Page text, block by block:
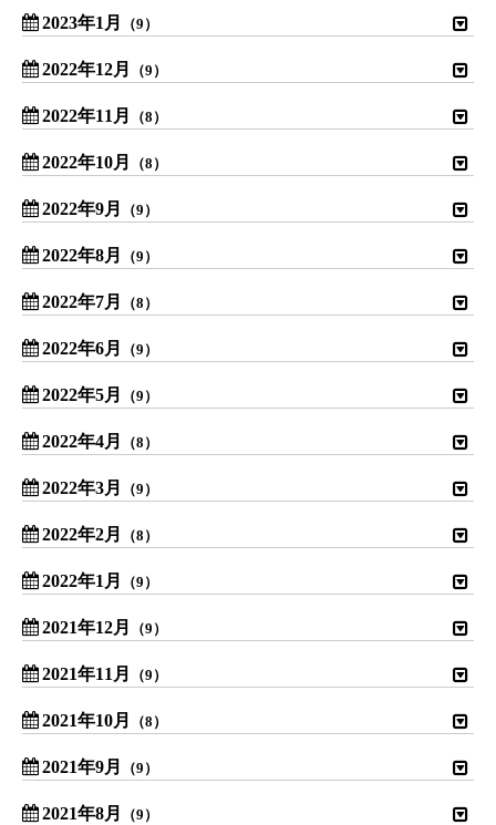
2023年1月 （9）
2022年12月 （9）
2022年11月 （8）
2022年10月 （8）
2022年9月 （9）
2022年8月 （9）
2022年7月 （8）
2022年6月 （9）
2022年5月 （9）
2022年4月 （8）
2022年3月 （9）
2022年2月 （8）
2022年1月 （9）
2021年12月 （9）
2021年11月 （9）
2021年10月 （8）
2021年9月 （9）
2021年8月 （9）